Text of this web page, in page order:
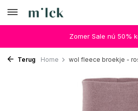
Zomer Sale nú 50%
Terug Home wol fleece broekje -